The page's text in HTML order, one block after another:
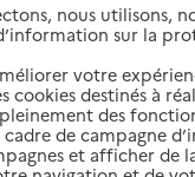
LinkedIn, X et
nous utilisons,
sur la
votre
cookies destinés à
des
cadre de campagne
et afficher de